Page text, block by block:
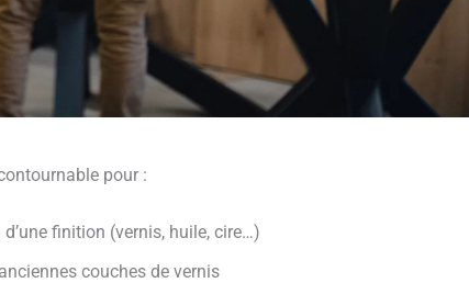
pour :
finition (vernis, huile, cire…)
couches de vernis